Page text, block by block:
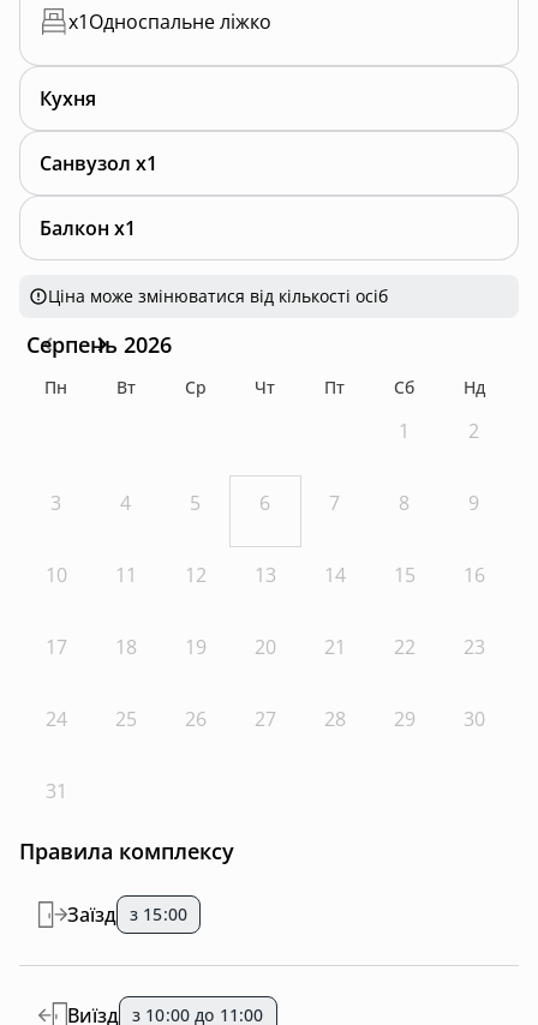
x1Односпальне ліжко
Кухня
Санвузол x1
Балкон x1
Ціна може змінюватися від кількості осіб
Серпень 2026
Пн Вт Ср Чт Пт Сб Нд
1 2
3 4 5 6 7 8 9
10 11 12 13 14 15 16
17 18 19 20 21 22 23
24 25 26 27 28 29 30
31
Правила комплексу
Заїзд з 15:00
Виїзд з 10:00 до 11:00